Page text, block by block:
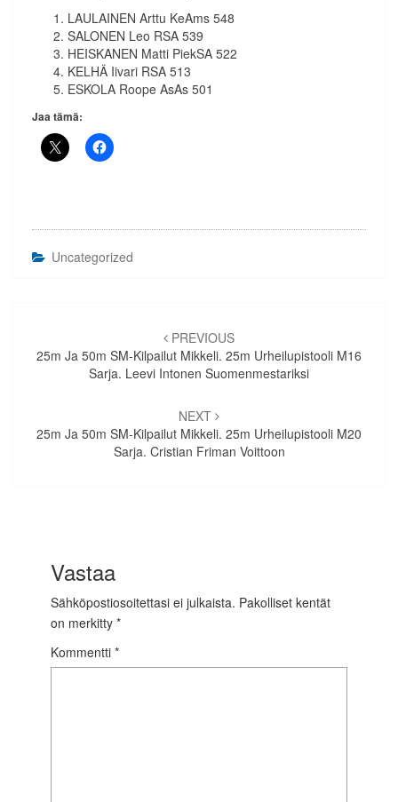
LAULAINEN Arttu KeAms 548
SALONEN Leo RSA 539
HEISKANEN Matti PiekSA 522
KELHÄ Iivari RSA 513
ESKOLA Roope AsAs 501
Jaa tämä:
Uncategorized
selaus
PREVIOUS
25m Ja 50m SM-Kilpailut Mikkeli. 25m Urheilupistooli M16
Sarja. Leevi Intonen Suomenmestariksi
NEXT
25m Ja 50m SM-Kilpailut Mikkeli. 25m Urheilupistooli M20
Sarja. Cristian Friman Voittoon
Vastaa
Sähköpostiosoitettasi ei julkaista. Pakolliset kentät
on merkitty *
Kommentti *